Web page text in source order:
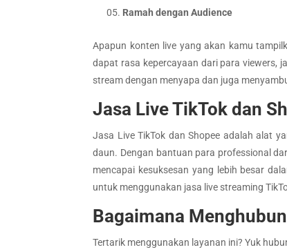
Ramah dengan Audience
Apapun konten live yang akan kamu
dapat rasa kepercayaan dari para viewers,
stream dengan menyapa dan juga
Jasa Live TikTok dan
Jasa Live TikTok dan Shopee adalah alat
daun. Dengan bantuan para professional
mencapai kesuksesan yang lebih besar
untuk menggunakan jasa live streaming
Bagaimana
Tertarik menggunakan layanan ini? Yuk